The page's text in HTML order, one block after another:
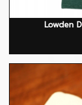
Lowden